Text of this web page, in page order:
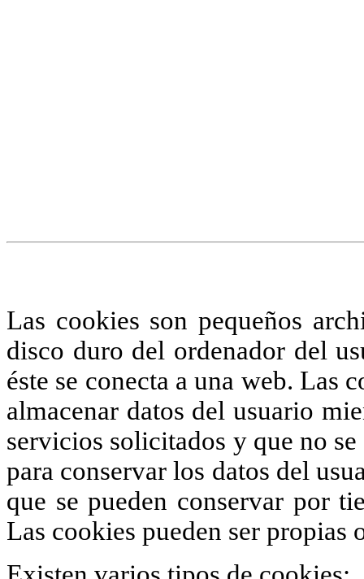
Las cookies son pequeños
disco duro del ordenador del
éste se conecta a una web. Las
almacenar datos del usuario
servicios solicitados y que no
para conservar los datos del
que se pueden conservar por
Las cookies pueden ser propias